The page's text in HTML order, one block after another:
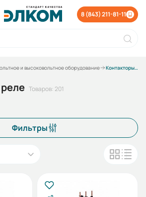
8 (843) 211-81-11
и высоковольтное оборудование Контакторы и реле
Товаров: 201
Фильтры